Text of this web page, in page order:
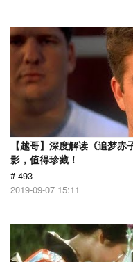
【越哥】深度解读《追梦
影，值得珍藏！
# 493
2019-09-07 15:11